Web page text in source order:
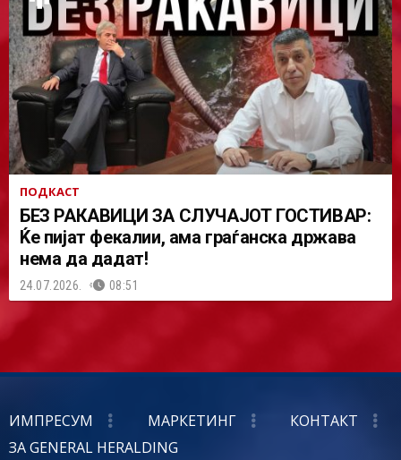
ПОДКАСТ
БЕЗ РАКАВИЦИ ЗА СЛУЧАЈОТ ГОСТИВАР:
Ќе пијат фекалии, ама граѓанска држава
нема да дадат!
24.07.2026. 08:51
ИМПРЕСУМ МАРКЕТИНГ
КОНТАКТ
ЗА GENERAL HERALDING